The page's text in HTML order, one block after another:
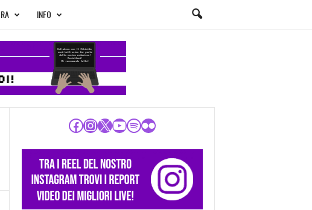
INFO
Facebook
Instagram
X YouTube
Spotify
Flickr